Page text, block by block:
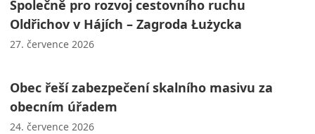
Společně pro rozvoj cestovního ruchu
Oldřichov v Hájích – Zagroda Łużycka
27. července 2026
Obec řeší zabezpečení skalního masivu za
obecním úřadem
24. července 2026